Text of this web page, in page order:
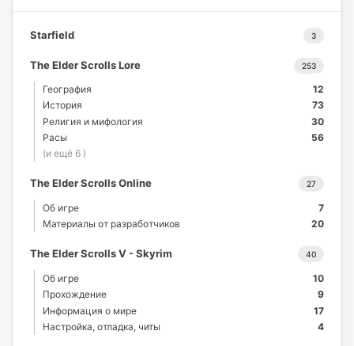
3
Starfield
253
The Elder Scrolls Lore
12
География
73
История
30
Религия и мифология
56
Расы
(и ещё 6 )
27
The Elder Scrolls Online
7
Об игре
20
Материалы от разработчиков
40
The Elder Scrolls V - Skyrim
10
Об игре
9
Прохождение
17
Информация о мире
4
Настройка, отладка, читы